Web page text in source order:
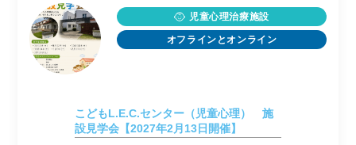
児童心理治療施設
オフラインとオンライン
こどもL.E.C.センター（児童心理） 施
設見学会【2027年2月13日開催】